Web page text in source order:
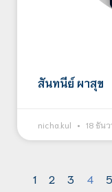
สันทนีย์ ผาสุข
nicha.kul 18 ธัน
1 2 3 4 5